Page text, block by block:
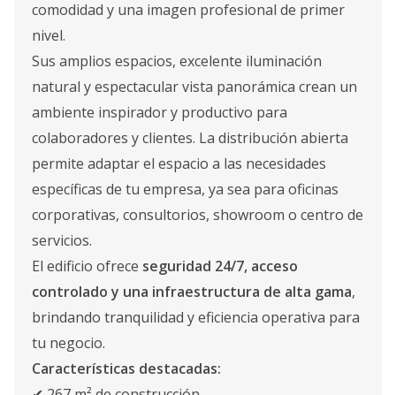
comodidad y una imagen profesional de primer
nivel.
Sus amplios espacios, excelente iluminación
natural y espectacular vista panorámica crean un
ambiente inspirador y productivo para
colaboradores y clientes. La distribución abierta
permite adaptar el espacio a las necesidades
específicas de tu empresa, ya sea para oficinas
corporativas, consultorios, showroom o centro de
servicios.
El edificio ofrece seguridad 24/7, acceso
controlado y una infraestructura de alta gama,
brindando tranquilidad y eficiencia operativa para
tu negocio.
Características destacadas: